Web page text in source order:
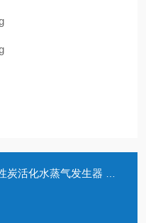
水蒸气发生器 实验室装置